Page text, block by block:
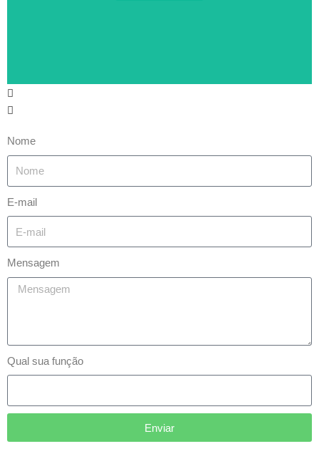
Nome
E-mail
Mensagem
Qual sua função
Enviar